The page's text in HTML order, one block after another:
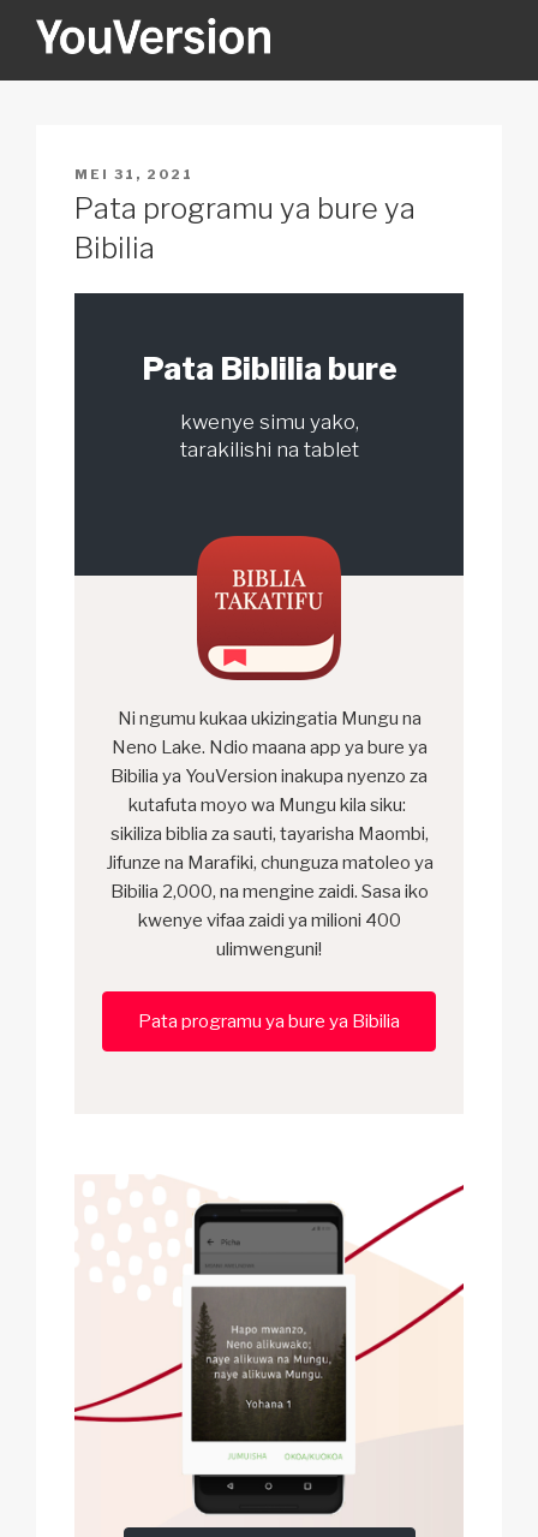
YOUVERSION
POSTED
ON
MEI 31, 2021
Pata programu ya bure ya
Bibilia
Pata Biblilia bure
kwenye simu yako,
tarakilishi na tablet
Ni ngumu kukaa ukizingatia Mungu na
Neno Lake. Ndio maana app ya bure ya
Bibilia ya YouVersion inakupa nyenzo za
kutafuta moyo wa Mungu kila siku:
sikiliza biblia za sauti, tayarisha Maombi,
Jifunze na Marafiki, chunguza matoleo ya
Bibilia 2,000, na mengine zaidi. Sasa iko
kwenye vifaa zaidi ya milioni 400
ulimwenguni!
Pata programu ya bure ya Bibilia